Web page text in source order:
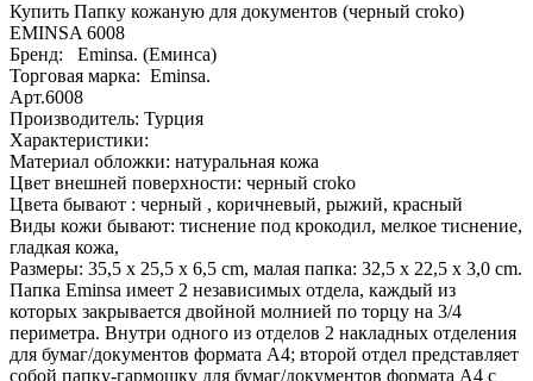
Купить Папку кожаную для документов (черный croko)
EMINSA 6008
Бренд: Eminsa. (Еминса)
Торговая марка: Eminsa.
Арт.6008
Производитель: Турция
Характеристики:
Материал обложки: натуральная кожа
Цвет внешней поверхности: черный croko
Цвета бывают : черный , коричневый, рыжий, красный
Виды кожи бывают: тиснение под крокодил, мелкое тиснение,
гладкая кожа,
Размеры: 35,5 х 25,5 х 6,5 сm, малая папка: 32,5 х 22,5 х 3,0 сm.
Папка Eminsa имеет 2 независимых отдела, каждый из
которых закрывается двойной молнией по торцу на 3/4
периметра. Внутри одного из отделов 2 накладных отделения
для бумаг/документов формата А4; второй отдел представляет
собой папку-гармошку для бумаг/документов формата А4 с